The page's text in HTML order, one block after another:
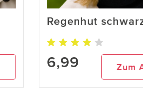
Regenhut
6,99 Zum